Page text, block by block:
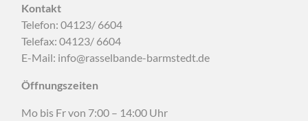
Kontakt
Telefon: 04123/ 6604
Telefax: 04123/ 6604
E-Mail: info@rasselbande-barmstedt.de
Öffnungszeiten
Mo bis Fr von 7:00 – 14:00 Uhr